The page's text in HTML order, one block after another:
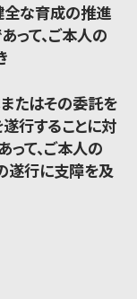
な育成の推進
って、ご本人の
たはその委託を
行することに対
て、ご本人の
遂行に支障を及